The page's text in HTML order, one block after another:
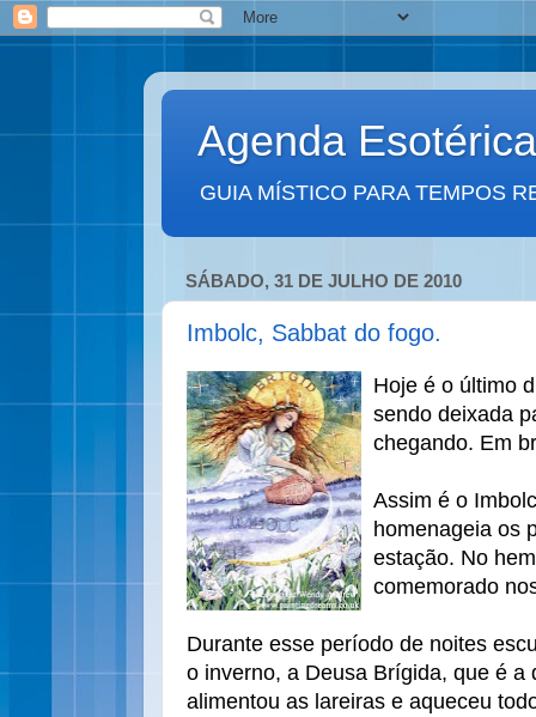
Agenda Esotérica
GUIA MÍSTICO PARA TEMPOS
SÁBADO, 31 DE JULHO DE 2010
Imbolc, Sabbat do fogo.
Hoje é o último
sendo deixada
chegando. Em
Assim é o
homenageia os
estação. No
comemorado
Durante esse período de noites
o inverno, a Deusa Brígida, que é a
alimentou as lareiras e aqueceu